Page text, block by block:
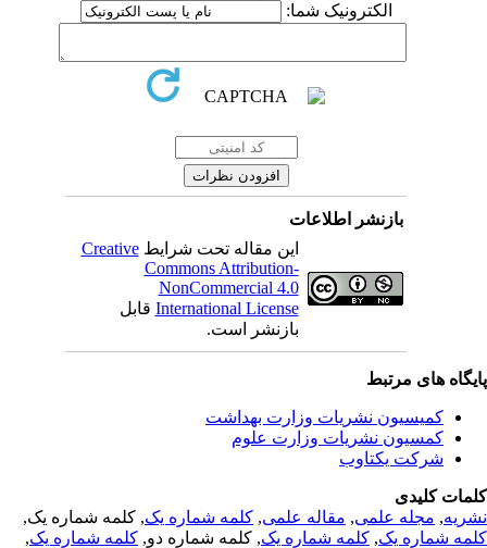
الکترونیک شما:
بازنشر اطلاعات
این مقاله تحت شرایطCreative
Commons Attribution-
NonCommercial 4.0
International Licenseقابل
بازنشر است.
های مرتبط
کمیسیون نشریات وزارت بهداشت
کمسیون نشریات وزارت علوم
شرکت یکتاوب
کلیدی
,مجله علمی, مقاله علمی, کلمه شماره یک, کلمه شماره یک,
شماره یک,کلمه شماره یک, کلمه شماره دو,کلمه شماره یک,